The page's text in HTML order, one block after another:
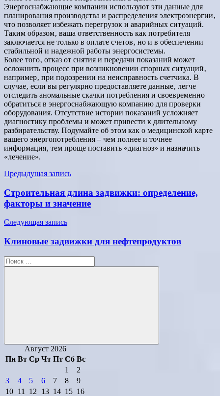
Энергоснабжающие компании используют эти данные для
планирования производства и распределения электроэнергии‚
что позволяет избежать перегрузок и аварийных ситуаций.
Таким образом‚ ваша ответственность как потребителя
заключается не только в оплате счетов‚ но и в обеспечении
стабильной и надежной работы энергосистемы.
Более того‚ отказ от снятия и передачи показаний может
осложнить процесс при возникновении спорных ситуаций‚
например‚ при подозрении на неисправность счетчика. В
случае‚ если вы регулярно предоставляете данные‚ легче
отследить аномальные скачки потребления и своевременно
обратиться в энергоснабжающую компанию для проверки
оборудования. Отсутствие истории показаний усложняет
диагностику проблемы и может привести к длительному
разбирательству. Подумайте об этом как о медицинской карте
вашего энергопотребления – чем полнее и точнее
информация‚ тем проще поставить «диагноз» и назначить
«лечение».
Навигация
по
записям
Предыдущая запись
Строительная длина задвижки: определение,
факторы и значение
Следующая запись
Клиновые задвижки для нефтепродуктов
Поиск
для:
Поиск
Август 2026
Пн Вт Ср Чт Пт Сб Вс
1
2
3
4 5 6 7 8
9
10 11 12 13 14 15 16